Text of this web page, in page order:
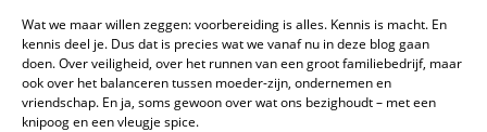
Wat we maar willen zeggen: voorbereiding is alles. Kennis is macht. En
kennis deel je. Dus dat is precies wat we vanaf nu in deze blog gaan
doen. Over veiligheid, over het runnen van een groot familiebedrijf, maar
ook over het balanceren tussen moeder-zijn, ondernemen en
vriendschap. En ja, soms gewoon over wat ons bezighoudt – met een
knipoog en een vleugje spice.